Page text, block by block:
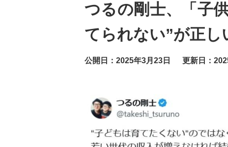
つるの剛士、「子
てられない”が正
公開日：2025年3月23日 更新日：